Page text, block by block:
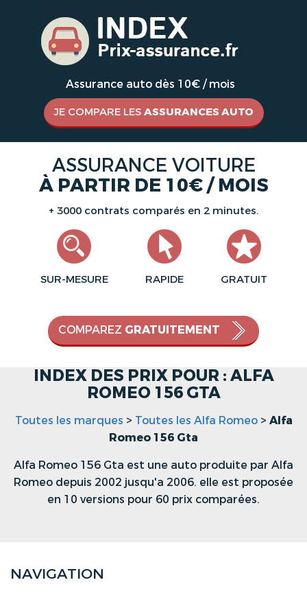
Assurance auto dès 10€ / mois
JE COMPARE LES ASSURANCES AUTO
ASSURANCE VOITURE
À PARTIR DE 10€ / MOIS
+ 3000 contrats comparés en 2 minutes.
SUR-MESURE RAPIDE GRATUIT
COMPAREZ GRATUITEMENT
INDEX DES PRIX POUR : ALFA
ROMEO 156 GTA
Toutes les marques > Toutes les Alfa Romeo> Alfa
Romeo 156 Gta
Alfa Romeo 156 Gta est une auto produite par Alfa
Romeo depuis 2002 jusqu'a 2006. elle est proposée
en 10 versions pour 60 prix comparées.
NAVIGATION